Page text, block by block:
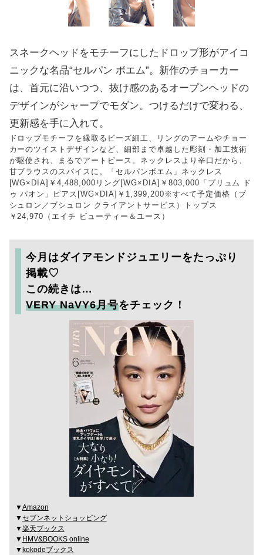
スネークヘッドをモチーフにしたドロップ形がアイコ
ニックな名品“セルパン ボエム”。新作のチョーカー
は、首元に沿いつつ、抜け感のあるオープンヘッドの
デザインがシャープでモダン。つけるだけで変わる、
更新感を手に入れて。
ドロップモチーフを縁取るビーズ細工、リングのアームやチョー
カーのツイストデザインなど、細部まで卓越した彫刻・加工技術
が駆使され、まるでアートピース。ネックレスより辛口だから、
甘ブラウスのスパイスに。「セルパンボエム」ネックレス
[WG×DIA]￥4,488,000リング[WG×DIA]￥803,000「プリュム ド
ゥ パオン」ピアス[WG×DIA]￥1,399,200※すべて予定価格（ブ
シュロン／ブシュロン クライアントサービス）トップス
￥24,970（エイチ ビューティー＆ユース）
今月はダイアモンドジュエリーをたっぷり
掲載♡
この続きは…
VERY NaVY6月号をチェック！
▼Amazon
▼セブンネットショッピング
▼楽天ブックス
▼ HMV&BOOKS online
▼ kokodeブックス